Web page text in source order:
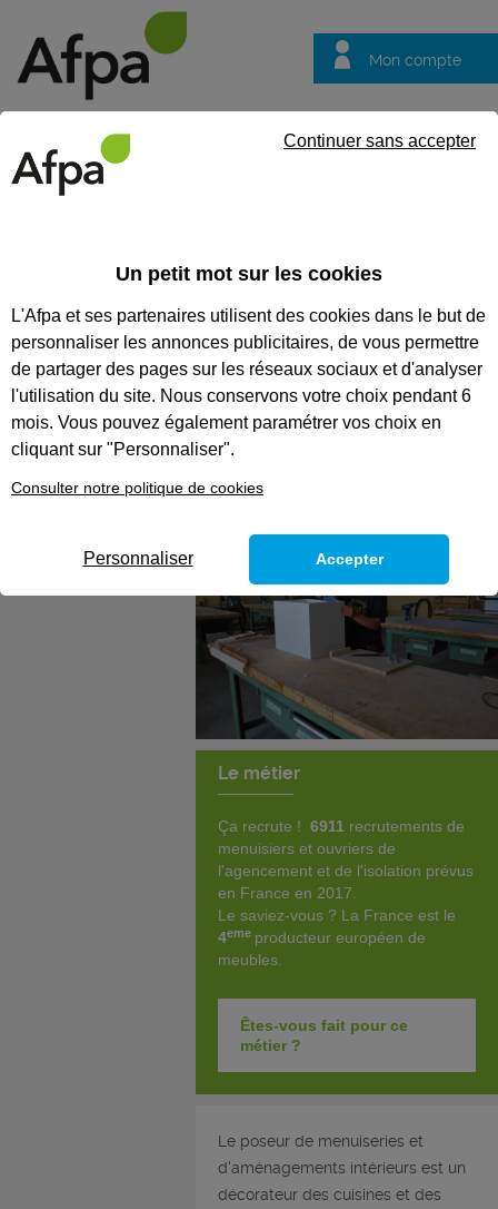
Mon compte
questions
Poseur, poseuse de
menuiseries et
d'aménagements
intérieurs
Le métier
Ça recrute !6911 recrutements de
menuisiers et ouvriers de
l'agencement et de l'isolation prévus
en France en 2017.
Le saviez-vous ? La France est le
4eme producteur européen de
meubles.
Êtes-vous fait pour ce
métier ?
Le poseur de menuiseries et
d'aménagements intérieurs est un
décorateur des cuisines et des
Un petit mot sur les cookies
L'Afpa et ses partenaires utilisent des cookies dans le but de
personnaliser les annonces publicitaires, de vous permettre
de partager des pages sur les réseaux sociaux et d'analyser
l'utilisation du site. Nous conservons votre choix pendant 6
mois. Vous pouvez également paramétrer vos choix en
cliquant sur "Personnaliser".
Consulter notre politique de cookies
Continuer sans accepter
Personnaliser Accepter